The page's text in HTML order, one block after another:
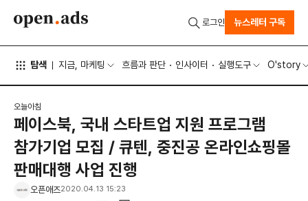
탐색 지금, 마케팅 흐름과 판단 인사이터 실행도구 O'story
로그인 뉴스레터 구독
오늘아침
페이스북, 국내 스타트업 지원 프로그램
참가기업 모집 / 큐텐, 중진공 온라인쇼핑몰
판매대행 사업 진행
오픈애즈2020.04.13 15:23